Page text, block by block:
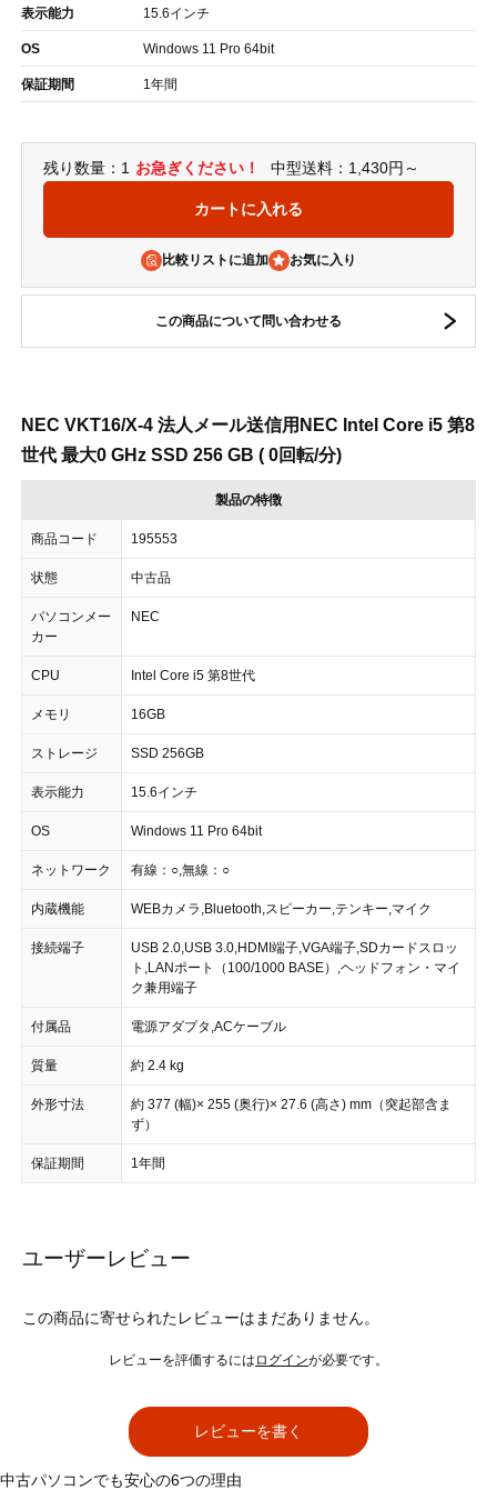
表示能力 15.6インチ
OS Windows 11 Pro 64bit
保証期間 1年間
残り数量：1 お急ぎください！ 中型送料：1,430円～
比較リストに追加
この商品について問い合わせる
NEC VKT16/X-4 法人メール送信用NEC Intel Core i5 第8
世代 最大0 GHz SSD 256 GB ( 0回転/分)
製品の特徴
商品コード 195553
状態 中古品
パソコンメー
カー
NEC
CPU Intel Core i5 第8世代
メモリ 16GB
ストレージ SSD 256GB
表示能力 15.6インチ
OS Windows 11 Pro 64bit
ネットワーク 有線：○,無線：○
内蔵機能 WEBカメラ,Bluetooth,スピーカー,テンキー,マイク
接続端子
USB 2.0,USB 3.0,HDMI端子,VGA端子,SDカードスロッ
ト,LANポート（100/1000 BASE）,ヘッドフォン・マイ
ク兼用端子
付属品 電源アダプタ,ACケーブル
質量 約 2.4 kg
外形寸法
約 377 (幅)× 255 (奥行)× 27.6 (高さ) mm（突起部含ま
ず）
保証期間 1年間
ユーザーレビュー
この商品に寄せられたレビューはまだありません。
レビューを評価するには ログインが必要です。
レビューを書く
中古パソコンでも安心の6つの理由